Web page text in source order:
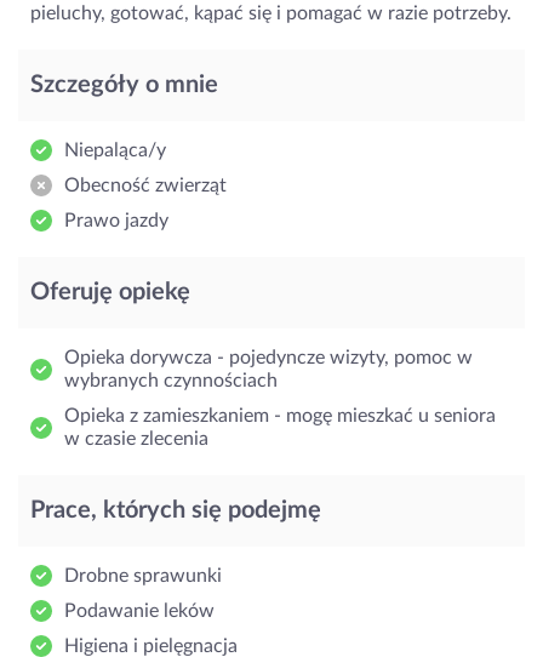
pieluchy, gotować, kąpać się i pomagać w razie potrzeby.
Szczegóły o mnie
Niepaląca/y
Obecność zwierząt
Prawo jazdy
Oferuję opiekę
Opieka dorywcza - pojedyncze wizyty, pomoc w
wybranych czynnościach
Opieka z zamieszkaniem - mogę mieszkać u seniora
w czasie zlecenia
Prace, których się podejmę
Drobne sprawunki
Podawanie leków
Higiena i pielęgnacja